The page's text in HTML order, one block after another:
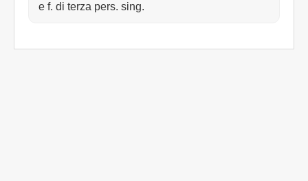
e f. di terza pers. sing.